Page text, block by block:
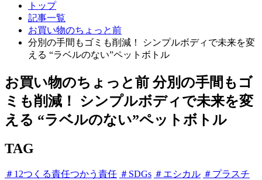
トップ
記事一覧
お買い物のちょっと前
分別の手間もゴミも削減！ シンプルボディで未来を変
える “ラベルのない”ペットボトル
お買い物のちょっと前 分別の手間もゴ
ミも削減！ シンプルボディで未来を変
える “ラベルのない”ペットボトル
TAG
＃12つくる責任つかう責任 ＃SDGs ＃エシカル ＃プラスチ